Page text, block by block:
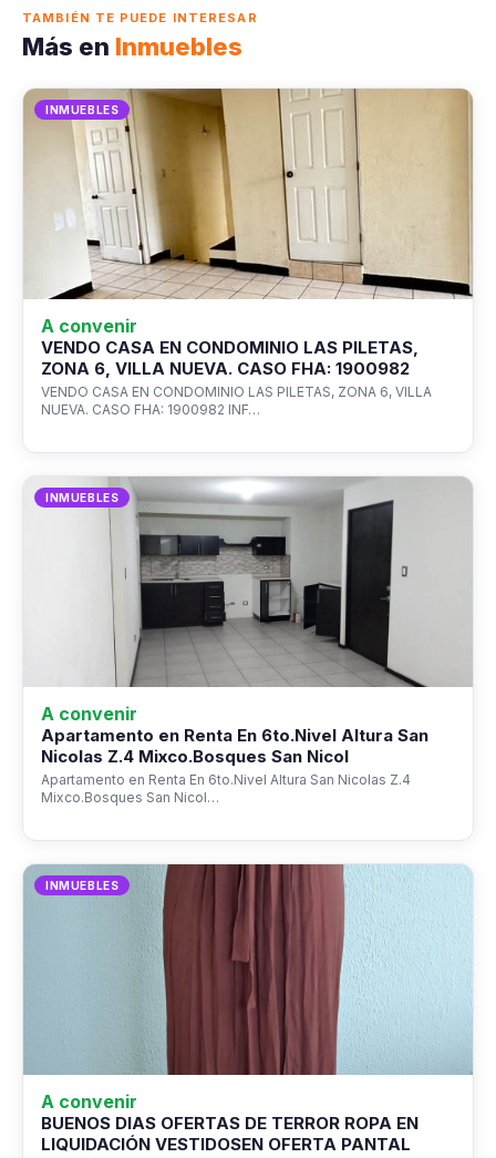
TAMBIÉN TE PUEDE INTERESAR
Más en Inmuebles
INMUEBLES
A convenir
VENDO CASA EN CONDOMINIO LAS PILETAS,
ZONA 6, VILLA NUEVA. CASO FHA: 1900982
VENDO CASA EN CONDOMINIO LAS PILETAS, ZONA 6, VILLA
NUEVA. CASO FHA: 1900982 INF…
INMUEBLES
A convenir
Apartamento en Renta En 6to.Nivel Altura San
Nicolas Z.4 Mixco.Bosques San Nicol
Apartamento en Renta En 6to.Nivel Altura San Nicolas Z.4
Mixco.Bosques San Nicol…
INMUEBLES
A convenir
BUENOS DIAS OFERTAS DE TERROR ROPA EN
LIQUIDACIÓN VESTIDOSEN OFERTA PANTAL